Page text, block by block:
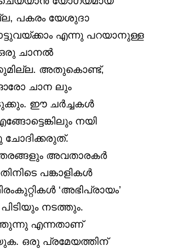
പകരം യേശുദാ
എന്നു പറയാനുള്ള
ചാനൽ
അതുകൊണ്ട്,
ചാന ലും
ഈ ചർച്ചകൾ
നയി
അവതാരകർ
പങ്കാളികൾ
‘അഭിപ്രായം’
നടത്തും.
എന്നതാണ്
ഒരു പ്രമേയത്തിന്